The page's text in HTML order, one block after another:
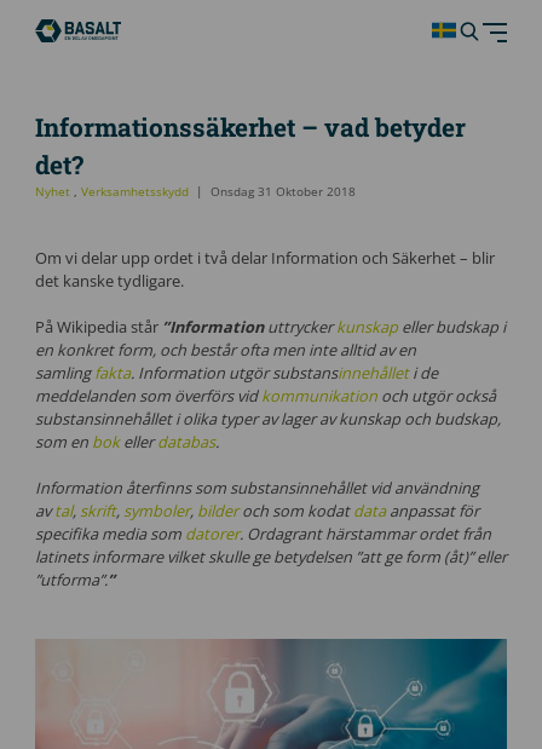
Informationssäkerhet – vad betyder
det?
Nyhet Verksamhetsskydd Onsdag 31 Oktober 2018
Om vi delar upp ordet i två delar Information och Säkerhet – blir
det kanske tydligare.
På Wikipedia står ”Informationuttryckerkunskapeller budskap i
en konkret form, och består ofta men inte alltid av en
samlingfakta. Information utgör substansinnehålleti de
meddelanden som överförs vidkommunikationoch utgör också
substansinnehållet i olika typer av lager av kunskap och budskap,
som en bokellerdatabas.
Information återfinns som substansinnehållet vid användning
avtal, skrift, symboler, bilderoch som kodatdataanpassat för
specifika media som datorer. Ordagrant härstammar ordet från
latinets informare vilket skulle ge betydelsen ”att ge form (åt)” eller
”utforma”.”